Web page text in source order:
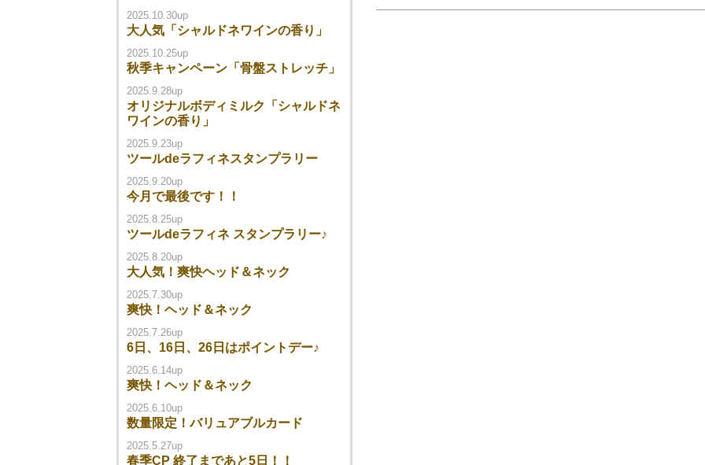
2025.10.30up
大人気「シャルドネワインの香り」
2025.10.25up
秋季キャンペーン「骨盤ストレッチ」
2025.9.28up
オリジナルボディミルク「シャルドネ
ワインの香り」
2025.9.23up
ツールdeラフィネスタンプラリー
2025.9.20up
今月で最後です！！
2025.8.25up
ツールdeラフィネ スタンプラリー♪
2025.8.20up
大人気！爽快ヘッド＆ネック
2025.7.30up
爽快！ヘッド＆ネック‪
2025.7.26up
6日、16日、26日はポイントデー♪
2025.6.14up
爽快！ヘッド＆ネック‬
2025.6.10up
数量限定！バリュアブルカード
2025.5.27up
春季CP 終了まであと5日！！